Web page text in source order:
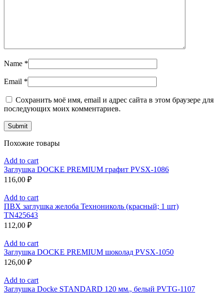
Name *
Email *
Сохранить моё имя, email и адрес сайта в этом браузере для
последующих моих комментариев.
Похожие товары
Add to cart
Заглушка DOCKE PREMIUM графит PVSX-1086
116,00 ₽
Add to cart
ПВХ заглушка желоба Технониколь (красный; 1 шт)
TN425643
112,00 ₽
Add to cart
Заглушка DOCKE PREMIUM шоколад PVSX-1050
126,00 ₽
Add to cart
Заглушка Docke STANDARD 120 мм., белый PVTG-1107